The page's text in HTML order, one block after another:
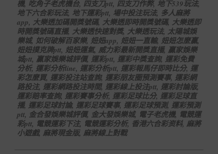
機, 吃角子老虎機台, 四支刀ptt, 四支刀作弊, 地下539玩法,
地下六合彩玩法, 地下運彩ptt, 場中投注玩法, 多人麻將
app, 大樂透加碼開獎號碼, 大樂透即時開獎號碼, 大樂透即
時開獎號碼直播, 大樂透快速對獎, 大樂透玩法, 太陽城娛
樂城, 如何破解百家樂, 妞妞app, 妞妞一直輸, 妞妞怎麼贏,
妞妞撲克牌ptt, 妞妞運氣, 威力彩最新開獎直播, 贏家娛樂
城ptt, 贏家娛樂城評價, 運彩ptt, 運彩中獎查詢, 運彩免費
分析, 運彩分析line, 運彩分析ptt, 運彩報馬仔即時比分, 運
彩怎麼買, 運彩投注站查詢, 運彩朋友圈預測賽事, 運彩網
路投注, 運彩網路投注時間, 運彩線上投注ptt, 運彩討論版,
運彩賠率查詢, 運彩賽事分析, 運彩足球比分, 運彩足球直
播, 運彩足球討論, 運彩足球賽事, 運彩足球預測, 運彩預測
ptt, 金合發娛樂城評價, 金大發娛樂城, 電子老虎機, 電競運
彩ptt, 電競運彩下注, 電競運彩分析, 香港六合彩资料, 麻將
小遊戲, 麻將現金版, 麻將線上對戰